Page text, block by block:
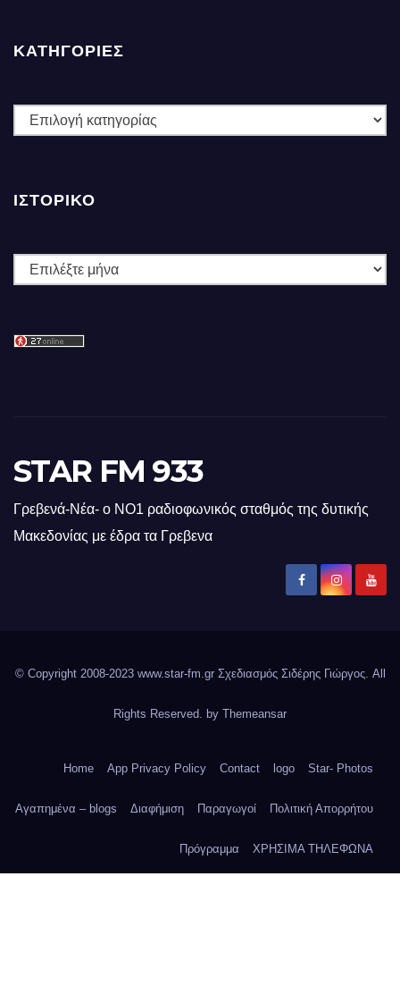
ΚΑΤΗΓΟΡΙΕΣ
ΚΑΤΗΓΟΡΙΕΣ
ΙΣΤΟΡΙΚΌ
Ιστορικό
STAR FM 933
Γρεβενά-Νέα- ο ΝΟ1 ραδιοφωνικός σταθμός της δυτικής
Μακεδονίας με έδρα τα Γρεβενα
© Copyright 2008-2023 www.star-fm.gr Σχεδιασμός Σιδέρης Γιώργος. All
Rights Reserved. by Themeansar
Home App Privacy Policy Contact logo Star- Photos
Αγαπημένα – blogs Διαφήμιση Παραγωγοί Πολιτική Απορρήτου
Πρόγραμμα ΧΡΗΣΙΜΑ ΤΗΛΕΦΩΝΑ